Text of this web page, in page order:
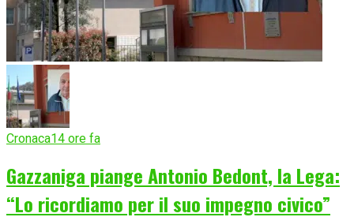
Cronaca14 ore fa
Gazzaniga piange Antonio Bedont, la Lega:
“Lo ricordiamo per il suo impegno civico”